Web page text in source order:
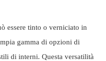
essere tinto o verniciato in
gamma di opzioni di
di interni. Questa versatilità